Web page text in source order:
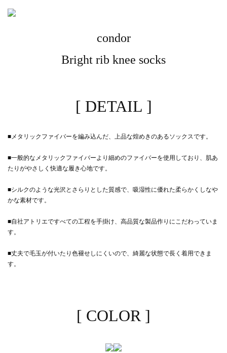
condor
Bright rib knee socks
[ DETAIL ]
■メタリックファイバーを編み込んだ、上品な煌めきのあるソックスです。
■一般的なメタリックファイバーより細めのファイバーを使用しており、肌あ
たりがやさしく快適な履き心地です。
■シルクのような光沢とさらりとした質感で、吸湿性に優れた柔らかくしなや
かな素材です。
■自社アトリエですべての工程を手掛け、高品質な製品作りにこだわっていま
す。
■丈夫で毛玉が付いたり色褪せしにくいので、綺麗な状態で長く着用できま
す。
[ COLOR ]